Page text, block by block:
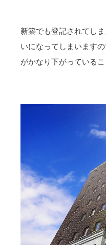
新築でも登記されてし
いになってしまいます
がかなり下がっている